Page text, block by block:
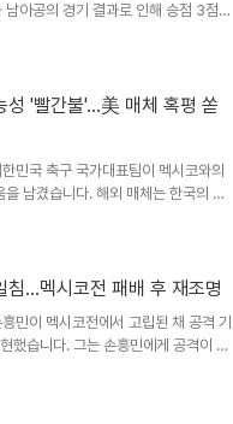
아공의 경기 결과로 인해 승점 3점을
여부는 최종 3차전 결과에 따라 결
을 겪을 것이라고 지적했습니다. 김신
점이 반복되고 있다고 강조했습니
번 월드컵에서 이전과 다른 경기력을..
성 '빨간불'…美 매체 혹평 쏟
민국 축구 국가대표팀이 멕시코와의
남겼습니다. 해외 매체는 한국의 실
흥민 선수의 이른 교체에 대한 의문
리블이 부족했다는 지적이 나왔습니
점으로 조 2위에 자리했습니다. 최종
침…멕시코전 패배 후 재조명
민이 멕시코전에서 고립된 채 공격 기
했습니다. 그는 손흥민에게 공격이 집
다. 이러한 발언은 멕시코전 패배 이